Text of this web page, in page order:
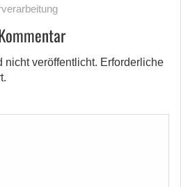
nicht veröffentlicht. Erforderliche